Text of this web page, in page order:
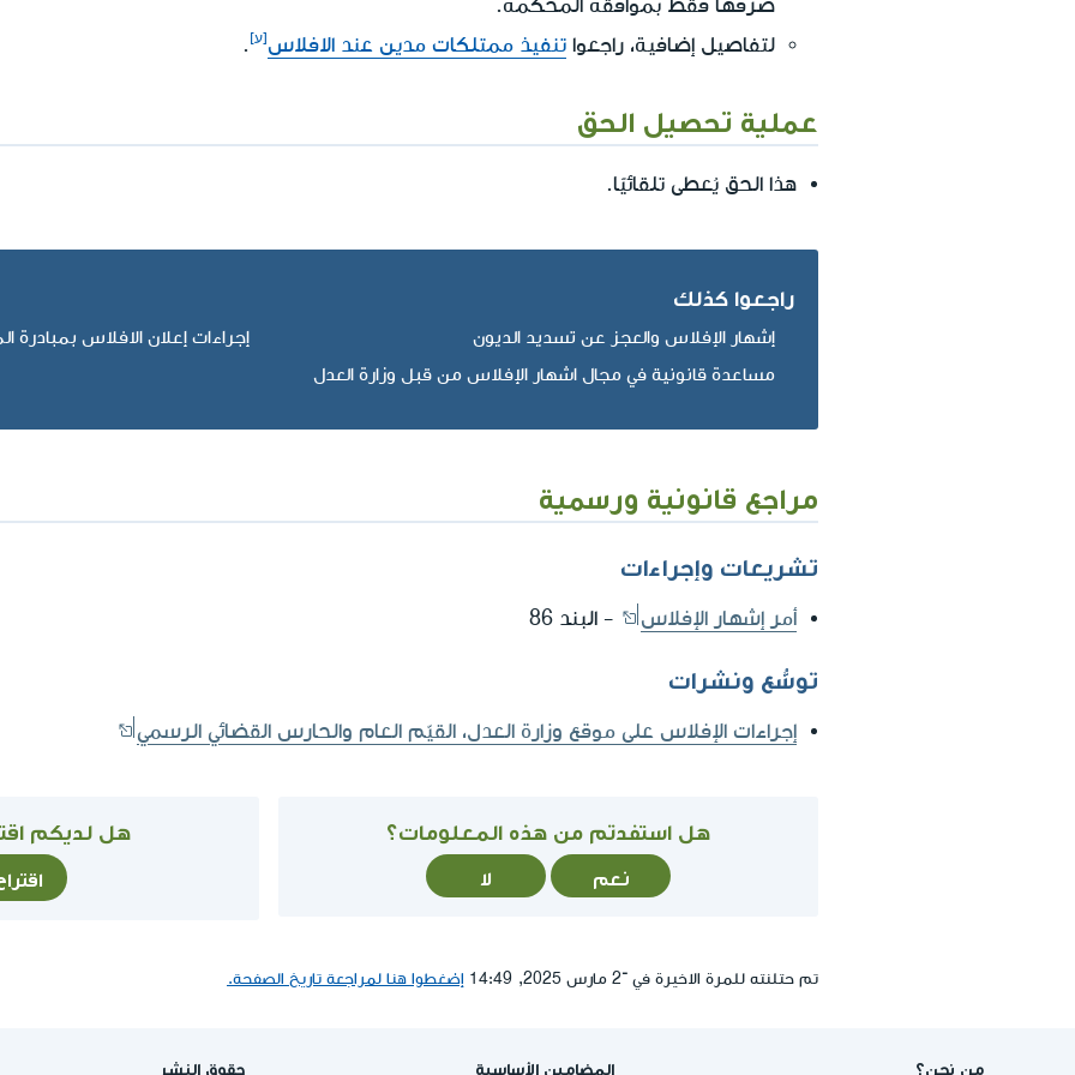
صرفها فقط بموافقة المحكمة.
لتفاصيل إضافية، راجعوا تنفيذ ممتلكات مدين عند الافلاس .
عملية تحصيل الحق
هذا الحق يُعطى تلقائيًا.
راجعوا كذلك
إشهار الإفلاس والعجز عن تسديد الديون
إجراءات إعلان الافلاس بمبادرة
مساعدة قانونية في مجال اشهار الإفلاس من قبل وزارة العدل
مراجع قانونية ورسمية
تشريعات وإجراءات
أمر إشهار الإفلاس - البند 86
توسُّع ونشرات
إجراءات الإفلاس على موقع وزارة العدل، القيّم العام والحارس القضائي الرسمي
هل استفدتم من هذه المعلومات؟
نعم لا
هل لديكم
تم حتلنته للمرة الاخيرة في ־2 مارس 2025, 14:49 إضغطوا هنا لمراجعة تاريخ الصفحة.
من نحن؟ المضامين الأساسية حقوق النشر